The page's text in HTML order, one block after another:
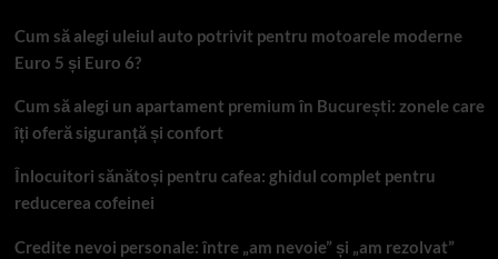
Cum să alegi uleiul auto potrivit pentru motoarele moderne
Euro 5 și Euro 6?
Cum să alegi un apartament premium în București: zonele care
îți oferă siguranță și confort
Înlocuitori sănătoși pentru cafea: ghidul complet pentru
reducerea cofeinei
Credite nevoi personale: între „am nevoie” și „am rezolvat”